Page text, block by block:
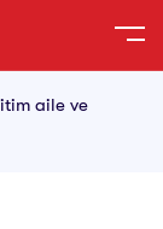
aile ve